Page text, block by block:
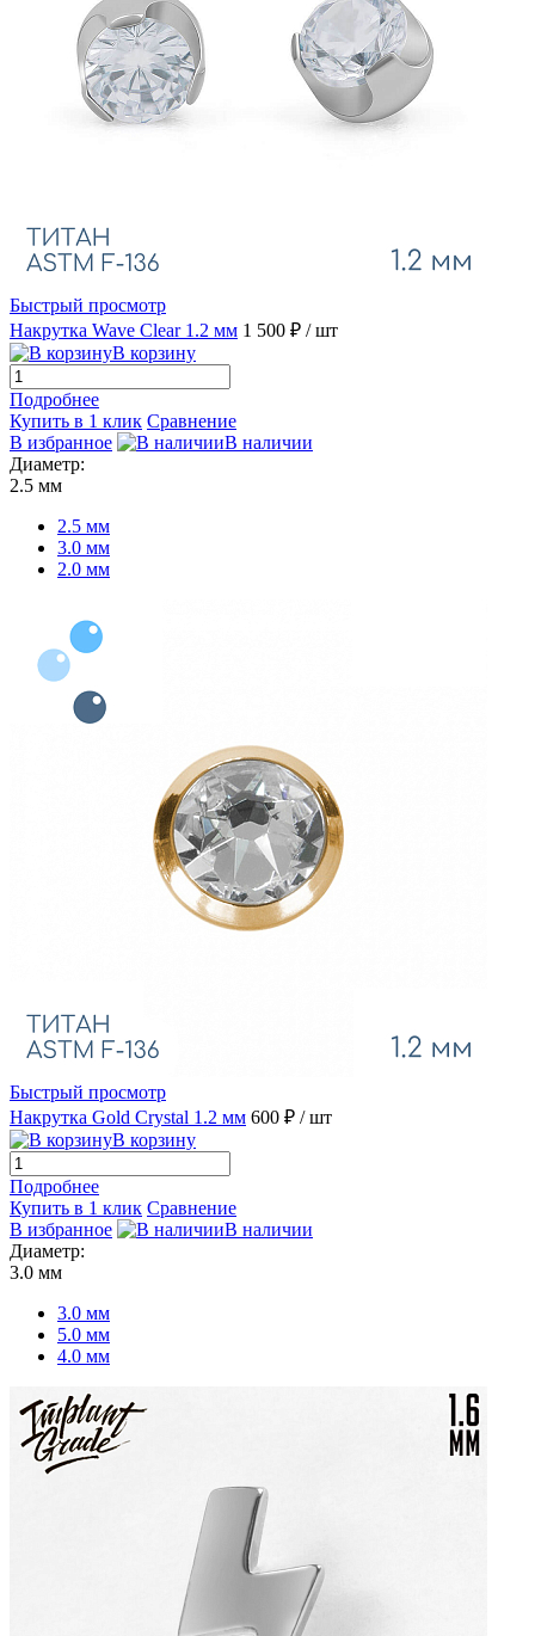
Быстрый просмотр
Накрутка Wave Clear 1.2 мм 1 500 ₽ / шт
В корзину
Подробнее
Купить в 1 клик Сравнение
В избранное
В наличии
Диаметр:
2.5 мм
2.5 мм
3.0 мм
2.0 мм
Быстрый просмотр
Накрутка Gold Crystal 1.2 мм 600 ₽ / шт
В корзину
Подробнее
Купить в 1 клик Сравнение
В избранное
В наличии
Диаметр:
3.0 мм
3.0 мм
5.0 мм
4.0 мм